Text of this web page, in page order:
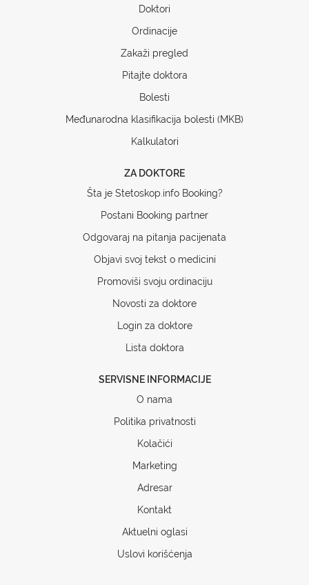
Doktori
Ordinacije
Zakaži pregled
Pitajte doktora
Bolesti
Međunarodna klasifikacija bolesti (MKB)
Kalkulatori
ZA DOKTORE
Šta je Stetoskop.info Booking?
Postani Booking partner
Odgovaraj na pitanja pacijenata
Objavi svoj tekst o medicini
Promoviši svoju ordinaciju
Novosti za doktore
Login za doktore
Lista doktora
SERVISNE INFORMACIJE
O nama
Politika privatnosti
Kolačići
Marketing
Adresar
Kontakt
Aktuelni oglasi
Uslovi korišćenja